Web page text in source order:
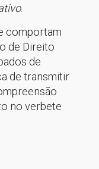
.
comportam
de Direito
de
de transmitir
no verbete